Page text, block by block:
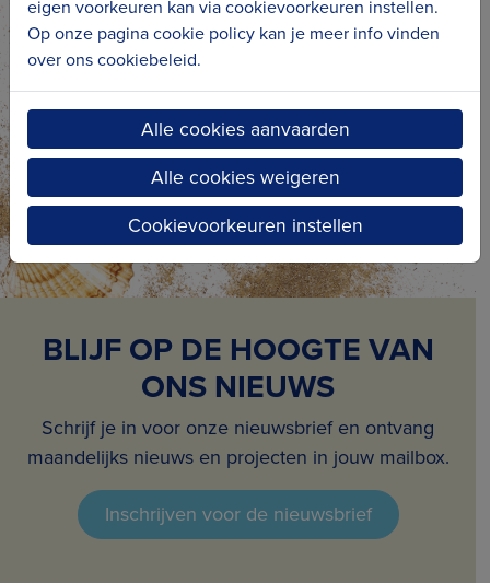
Pagina 2 van 2
BLIJF OP DE HOOGTE VAN
ONS NIEUWS
Schrijf je in voor onze nieuwsbrief en ontvang
maandelijks nieuws en projecten in jouw mailbox.
Inschrijven voor de nieuwsbrief
eigen voorkeuren kan via cookievoorkeuren instellen.
Op onze pagina cookie policy kan je meer info vinden
over ons cookiebeleid.
Alle cookies aanvaarden
Alle cookies weigeren
Cookievoorkeuren instellen